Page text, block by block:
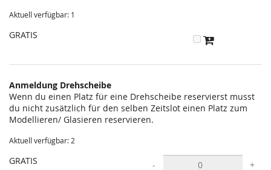
Aktuell verfügbar: 1
GRATIS
Anmeldung Drehscheibe
Wenn du einen Platz für eine Drehscheibe reservierst musst
du nicht zusätzlich für den selben Zeitslot einen Platz zum
Modellieren/ Glasieren reservieren.
Aktuell verfügbar: 2
GRATIS - +